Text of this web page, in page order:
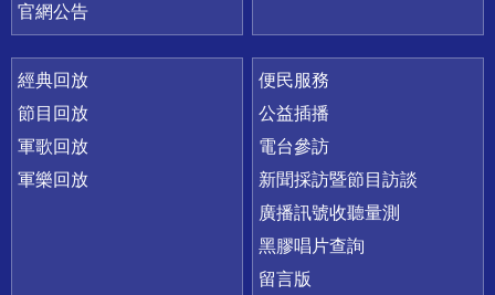
官網公告
經典回放
節目回放
軍歌回放
軍樂回放
便民服務
公益插播
電台參訪
新聞採訪暨節目訪談
廣播訊號收聽量測
黑膠唱片查詢
留言版